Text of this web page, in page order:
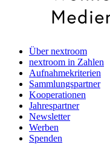
Über nextroom
nextroom in Zahlen
Aufnahmekriterien
Sammlungspartner
Kooperationen
Jahrespartner
Newsletter
Werben
Spenden